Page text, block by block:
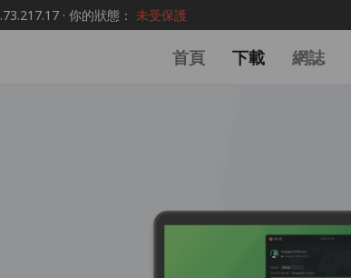
· 你的狀態： 未受保護
首頁 下載 網誌